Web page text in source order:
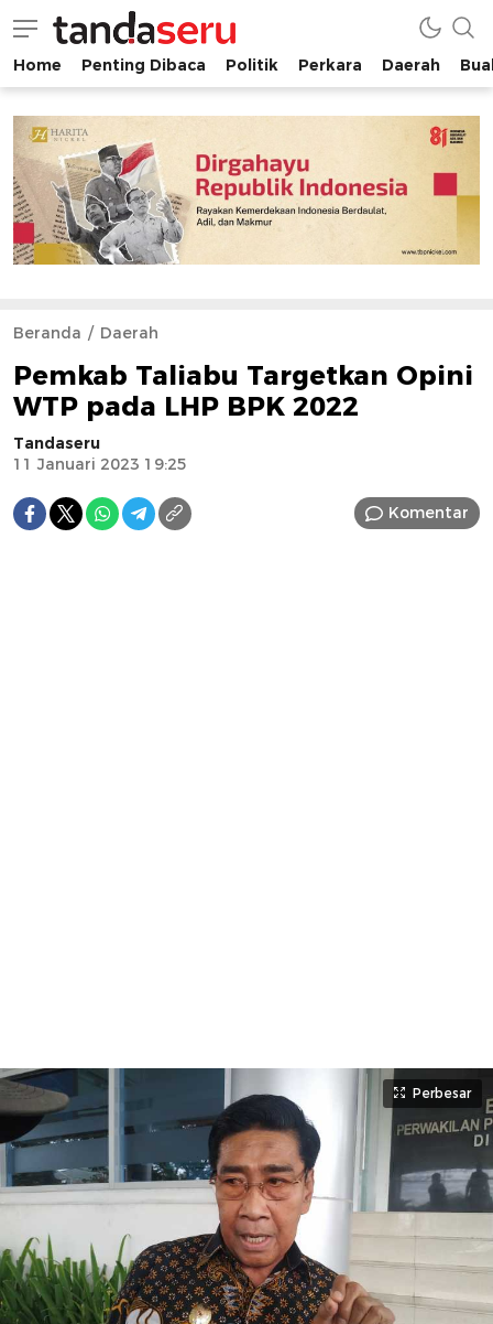
tandaseru.com | Penting Dibaca
tandaseru.com
Home Penting Dibaca Politik Perkara Daerah
Beranda Daerah
Pemkab Taliabu Targetkan Opini
WTP pada LHP BPK 2022
Tandaseru
11 Januari 2023 19:25
Komentar
Perbesar